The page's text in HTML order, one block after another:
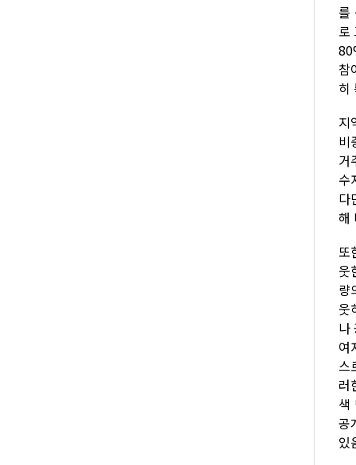
를
로
참
히
지
비
거
수
다
해
또
웃
량
웃
나
여
스
러
색
공
있